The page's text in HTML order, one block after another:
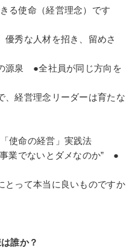
使命（経営理念）です
な人材を招き、留めさ
泉 ●全社員が同じ方向を
営理念リーダーは育たな
命の経営」実践法
でないとダメなのか” ●
て本当に良いものですか
誰か？